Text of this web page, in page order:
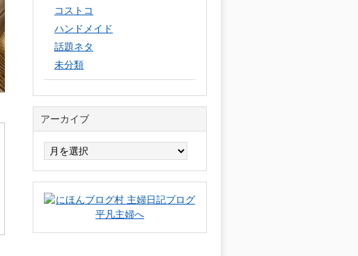
コストコ
ハンドメイド
話題ネタ
未分類
アーカイブ
イ